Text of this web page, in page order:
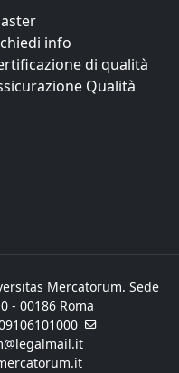
info
di qualità
Qualità
Mercatorum. Sede
- 00186 Roma